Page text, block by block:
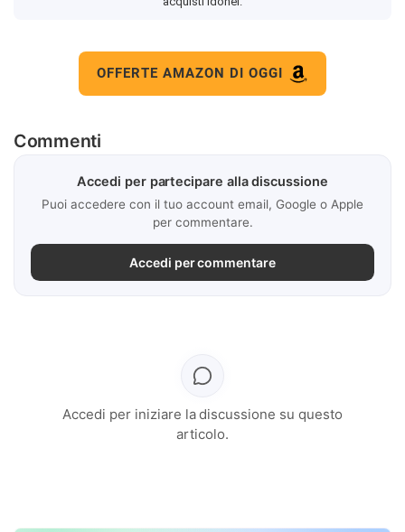
OFFERTE AMAZON DI OGGI
Commenti
Accedi per partecipare alla discussione
Puoi accedere con il tuo account email, Google o Apple
per commentare.
Accedi per commentare
Accedi per iniziare la discussione su questo
articolo.